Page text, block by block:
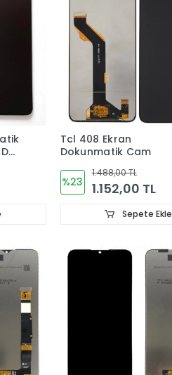
Tcl 408 Ekran
Dokunmatik Cam
%23
1.488,00 TL
1.152,00 TL
Sepete Ekle